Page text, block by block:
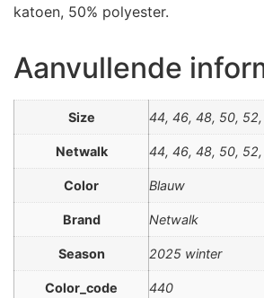
katoen, 50% polyester.
Aanvullende
Size 44, 46, 48, 50,
Netwalk 44, 46, 48, 50,
Color Blauw
Brand Netwalk
Season 2025 winter
Color_code 440